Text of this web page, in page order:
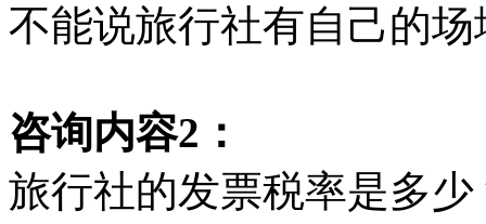
不能说旅行社有自己的
咨询内容2：
旅行社的发票税率是多少